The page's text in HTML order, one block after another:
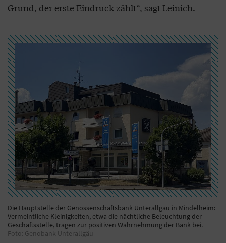
Grund, der erste Eindruck zählt“, sagt Leinich.
Die Hauptstelle der Genossenschaftsbank Unterallgäu in Mindelheim:
Vermeintliche Kleinigkeiten, etwa die nächtliche Beleuchtung der
Geschäftsstelle, tragen zur positiven Wahrnehmung der Bank bei.
Foto: Genobank Unterallgäu